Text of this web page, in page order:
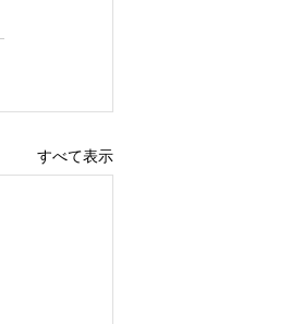
すべて表示